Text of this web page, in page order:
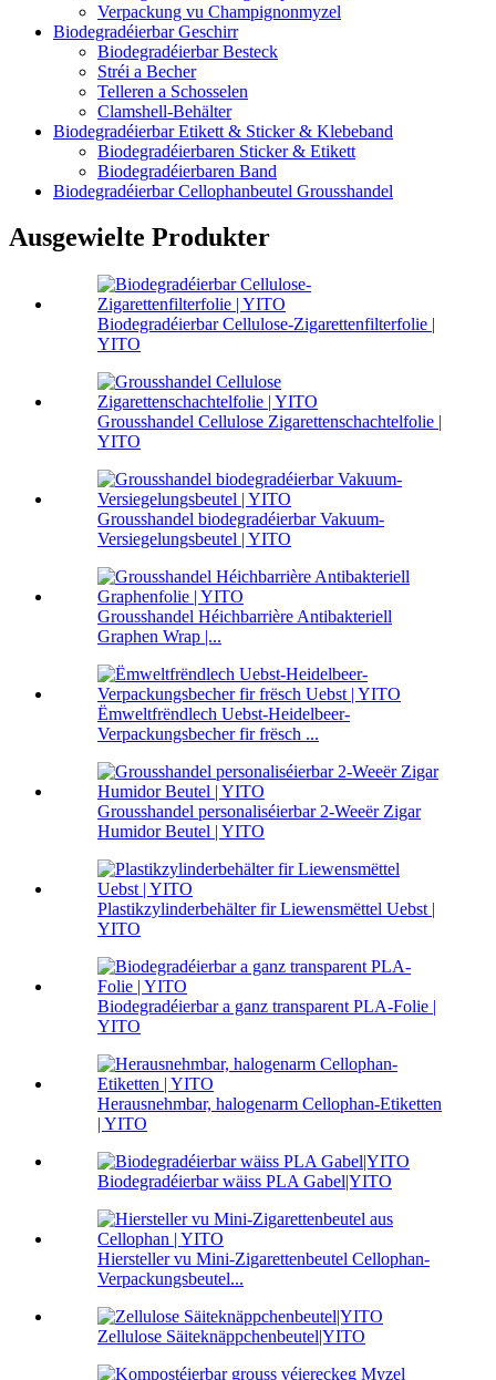
Verpackung vu Champignonmyzel
Biodegradéierbar Geschirr
Biodegradéierbar Besteck
Stréi a Becher
Telleren a Schosselen
Clamshell-Behälter
Biodegradéierbar Etikett & Sticker & Klebeband
Biodegradéierbaren Sticker & Etikett
Biodegradéierbaren Band
Biodegradéierbar Cellophanbeutel Grousshandel
Ausgewielte Produkter
Biodegradéierbar Cellulose-Zigarettenfilterfolie |
YITO
Grousshandel Cellulose Zigarettenschachtelfolie |
YITO
Grousshandel biodegradéierbar Vakuum-
Versiegelungsbeutel | YITO
Grousshandel Héichbarrière Antibakteriell
Graphen Wrap |...
Ëmweltfrëndlech Uebst-Heidelbeer-
Verpackungsbecher fir frësch ...
Grousshandel personaliséierbar 2-Weeër Zigar
Humidor Beutel | YITO
Plastikzylinderbehälter fir Liewensmëttel Uebst |
YITO
Biodegradéierbar a ganz transparent PLA-Folie |
YITO
Herausnehmbar, halogenarm Cellophan-Etiketten
| YITO
Biodegradéierbar wäiss PLA Gabel|YITO
Hiersteller vu Mini-Zigarettenbeutel Cellophan-
Verpackungsbeutel...
Zellulose Säiteknäppchenbeutel|YITO